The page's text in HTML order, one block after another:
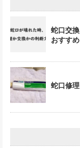
蛇口交
おすすめ
蛇口修